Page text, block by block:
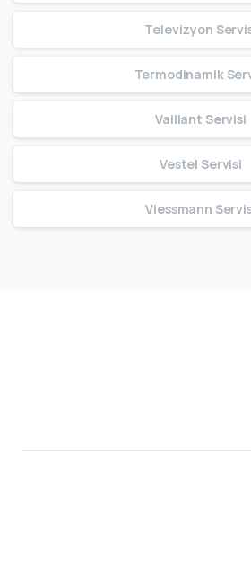
Televizyon
Termodinamik
Vaillant Servisi
Vestel Servisi
Viessmann